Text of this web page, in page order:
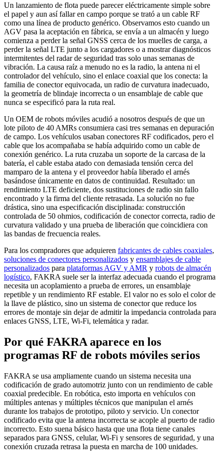
Un lanzamiento de flota puede parecer eléctricamente simple sobre
el papel y aun así fallar en campo porque se trató a un cable RF
como una línea de producto genérico. Observamos esto cuando un
AGV pasa la aceptación en fábrica, se envía a un almacén y luego
comienza a perder la señal GNSS cerca de los muelles de carga, a
perder la señal LTE junto a los cargadores o a mostrar diagnósticos
intermitentes del radar de seguridad tras solo unas semanas de
vibración. La causa raíz a menudo no es la radio, la antena ni el
controlador del vehículo, sino el enlace coaxial que los conecta: la
familia de conector equivocada, un radio de curvatura inadecuado,
la geometría de blindaje incorrecta o un ensamblaje de cable que
nunca se especificó para la ruta real.
Un OEM de robots móviles acudió a nosotros después de que un
lote piloto de 40 AMRs consumiera casi tres semanas en depuración
de campo. Los vehículos usaban conectores RF codificados, pero el
cable que los acompañaba se había adquirido como un cable de
conexión genérico. La ruta cruzaba un soporte de la carcasa de la
batería, el cable estaba atado con demasiada tensión cerca del
mamparo de la antena y el proveedor había liberado el arnés
basándose únicamente en datos de continuidad. Resultado: un
rendimiento LTE deficiente, dos sustituciones de radio sin fallo
encontrado y la firma del cliente retrasada. La solución no fue
drástica, sino una especificación disciplinada: construcción
controlada de 50 ohmios, codificación de conector correcta, radio de
curvatura validado y una prueba de liberación que coincidiera con
las bandas de frecuencia reales.
Para los compradores que adquieren fabricantes de cables coaxiales,
soluciones de conectores personalizados y ensamblajes de cable
personalizados para plataformas AGV y AMR y robots de almacén
logístico, FAKRA suele ser la interfaz adecuada cuando el programa
necesita un acoplamiento a prueba de errores, un ensamblaje
repetible y un rendimiento RF estable. El valor no es solo el color de
la llave de plástico, sino un sistema de conector que reduce los
errores de montaje sin dejar de admitir la impedancia controlada para
enlaces GNSS, LTE, Wi-Fi, telemática y radar.
Por qué FAKRA aparece en los
programas RF de robots móviles serios
FAKRA se usa ampliamente cuando un sistema necesita una
codificación de grado automotriz junto con un rendimiento de cable
coaxial predecible. En robótica, esto importa en vehículos con
múltiples antenas y múltiples técnicos que manipulan el arnés
durante los trabajos de prototipo, piloto y servicio. Un conector
codificado evita que la antena incorrecta se acople al puerto de radio
incorrecto. Esto suena básico hasta que una flota tiene canales
separados para GNSS, celular, Wi-Fi y sensores de seguridad, y una
conexión cruzada retrasa la puesta en marcha de 100 unidades.